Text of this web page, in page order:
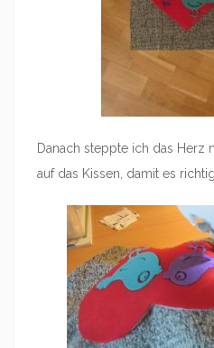
Danach steppte ich das Herz
auf das Kissen, damit es